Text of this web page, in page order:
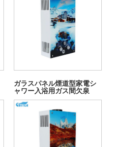
ガラスパネル煙道型家電シ
ャワー入浴用ガス間欠泉